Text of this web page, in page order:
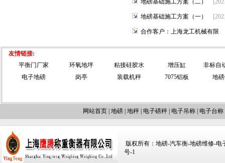
地磅基础施工方案（二）
地磅基础施工方案（一）
合作客户：上海龙工机械有限
友情链接:
平衡门厂家
环氧地坪 粘接硅胶水 增压缸
非标自
电子地磅
岗亭 装载机秤 7075铝板 地
网站首页 地磅 地秤 电子磅秤 电子吊称 电子台称
版权所有：地磅-汽车衡-地磅维修-电
号-1